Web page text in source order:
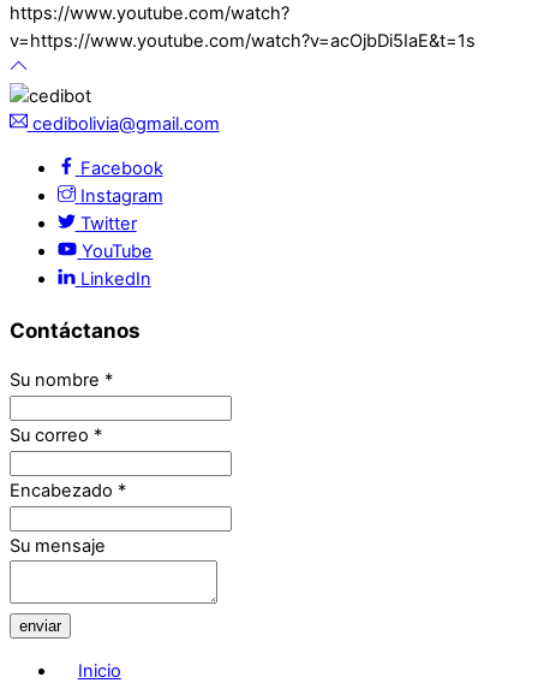
https://www.youtube.com/watch?
v=https://www.youtube.com/watch?v=acOjbDi5IaE&t=1s
cedibolivia@gmail.com
Facebook
Instagram
Twitter
YouTube
LinkedIn
Contáctanos
Su nombre *
Su correo *
Encabezado *
Su mensaje
enviar
Inicio